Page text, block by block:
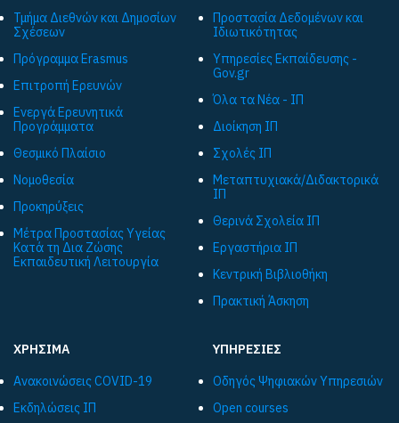
Τμήμα Διεθνών και Δημοσίων
Σχέσεων
Πρόγραμμα Εrasmus
Επιτροπή Ερευνών
Ενεργά Ερευνητικά
Προγράμματα
Θεσμικό Πλαίσιο
Νομοθεσία
Προκηρύξεις
Μέτρα Προστασίας Υγείας
Κατά τη Δια Ζώσης
Εκπαιδευτική Λειτουργία
Προστασία Δεδομένων και
Ιδιωτικότητας
Υπηρεσίες Εκπαίδευσης -
Gov.gr
Όλα τα Νέα - ΙΠ
Διοίκηση ΙΠ
Σχολές ΙΠ
Μεταπτυχιακά/Διδακτορικά
ΙΠ
Θερινά Σχολεία ΙΠ
Εργαστήρια ΙΠ
Κεντρική Βιβλιοθήκη
Πρακτική Άσκηση
ΧΡΗΣΙΜΑ
Ανακοινώσεις COVID-19
Εκδηλώσεις ΙΠ
ΥΠΗΡΕΣΙΕΣ
Οδηγός Ψηφιακών Υπηρεσιών
Open courses